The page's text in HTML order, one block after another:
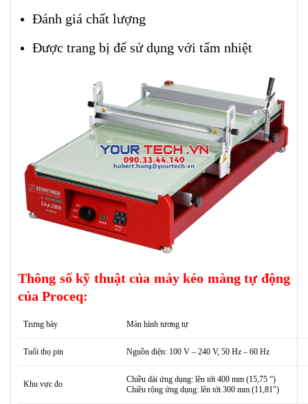
Đánh giá chất lượng
Được trang bị để sử dụng với tấm nhiệt
Thông số kỹ thuật của máy kéo màng tự động
của Proceq:
Trưng bày Màn hình tương tự
Tuổi thọ pin Nguồn điện: 100 V – 240 V, 50 Hz – 60 Hz
Khu vực đo
Chiều dài ứng dụng: lên tới 400 mm (15,75 “)
Chiều rộng ứng dụng: lên tới 300 mm (11,81″)